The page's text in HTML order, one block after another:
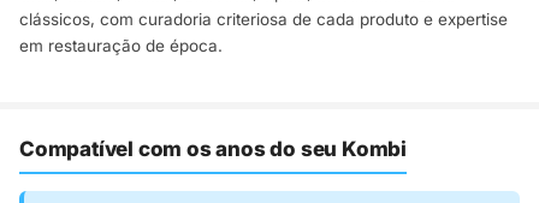
clássicos, com curadoria criteriosa de cada produto e expertise
em restauração de época.
Compatível com os anos do seu Kombi